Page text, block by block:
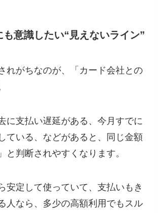
も意識したい“見えないライン”
れがちなのが、「カード会社との
に支払い遅延がある、今月すでに
ている、などがあると、同じ金額
と判断されやすくなります。
安定して使っていて、支払いもき
人なら、多少の高額利用でもスル